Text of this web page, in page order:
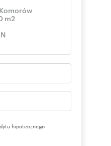
hipotecznego